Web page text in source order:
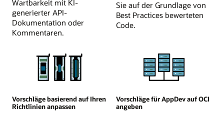
Wartbarkeit mit KI-
generierter API-
Dokumentation oder
Kommentaren.
Sie auf der Grundlage von
Best Practices bewerteten
Code.
Vorschläge basierend auf Ihren
Richtlinien anpassen
Vorschläge für AppDev auf OCI
angeben